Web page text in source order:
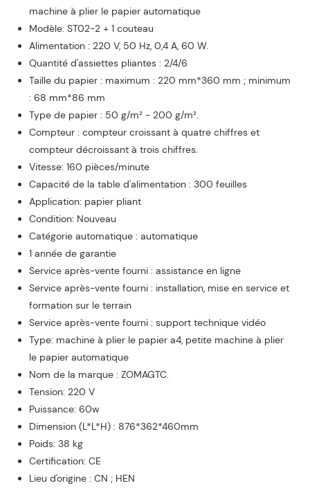
machine à plier le papier automatique
Modèle: ST02-2 + 1 couteau
Alimentation : 220 V, 50 Hz, 0,4 A, 60 W.
Quantité d'assiettes pliantes : 2/4/6
Taille du papier : maximum : 220 mm*360 mm ; minimum
: 68 mm*86 mm
Type de papier : 50 g/m² - 200 g/m².
Compteur : compteur croissant à quatre chiffres et
compteur décroissant à trois chiffres.
Vitesse: 160 pièces/minute
Capacité de la table d'alimentation : 300 feuilles
Application: papier pliant
Condition: Nouveau
Catégorie automatique : automatique
1 année de garantie
Service après-vente fourni : assistance en ligne
Service après-vente fourni : installation, mise en service et
formation sur le terrain
Service après-vente fourni : support technique vidéo
Type: machine à plier le papier a4, petite machine à plier
le papier automatique
Nom de la marque : ZOMAGTC.
Tension: 220 V
Puissance: 60w
Dimension (L*L*H) : 876*362*460mm
Poids: 38 kg
Certification: CE
Lieu d'origine : CN ; HEN